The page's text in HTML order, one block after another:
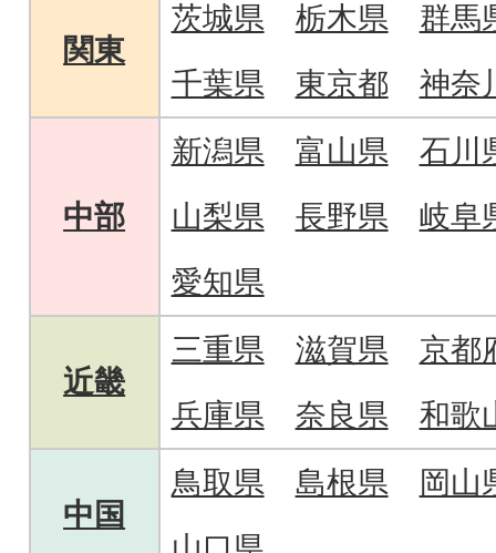
関東
茨城県 栃木県
群馬
千葉県
東京都 神奈
中部
新潟県 富山県
石川
山梨県
長野県
岐阜
愛知県
近畿
三重県 滋賀県
京都
兵庫県
奈良県 和歌
中国
鳥取県 島根県
岡山